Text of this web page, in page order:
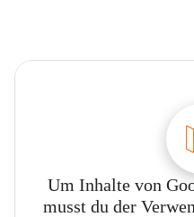
Um Inhalte von
musst du der